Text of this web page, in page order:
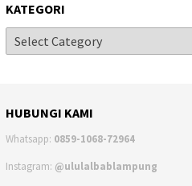
KATEGORI
HUBUNGI KAMI
Whatsapp: 0859-1068-72964
Instagram: @ululalbablampung